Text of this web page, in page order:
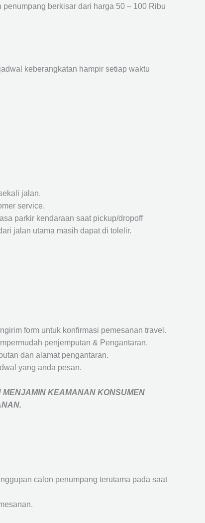
berkisar dari harga 50 – 100 Ribu
keberangkatan hampir setiap waktu
jalan.
service.
parkir kendaraan saat pickup/dropoff
jalan utama masih dapat di tolelir.
form untuk konfirmasi pemesanan travel.
penjemputan & Pengantaran.
dan alamat pengantaran.
yang anda pesan.
MENJAMIN KEAMANAN KONSUMEN
.
calon penumpang terutama pada saat